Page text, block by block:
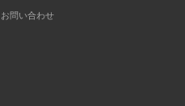
お問い合わせ